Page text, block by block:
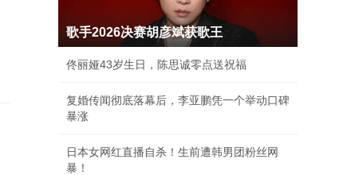
歌手2026决赛胡彦斌获歌王
佟丽娅43岁生日，陈思诚零点送祝福
复婚传闻彻底落幕后，李亚鹏凭一个举动口碑
暴涨
日本女网红直播自杀！生前遭韩男团粉丝网
暴！